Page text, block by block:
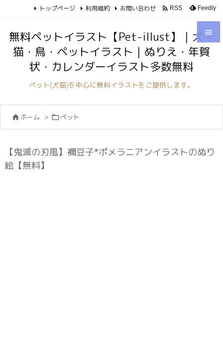



トップページ 利用規約 お問い合わせ  RSS Feedly
無料ペットイラスト【Pet-illust】｜犬・
猫・鳥・ペットイラスト｜ぬりえ・年賀
状・カレンダーイラスト多数無料
ペット(犬猫)を中心に無料イラストをご提供します。
 ホーム > ペット
【鬼滅の刃風】禰豆子*ポメラニアンイラストのぬり
絵【無料】